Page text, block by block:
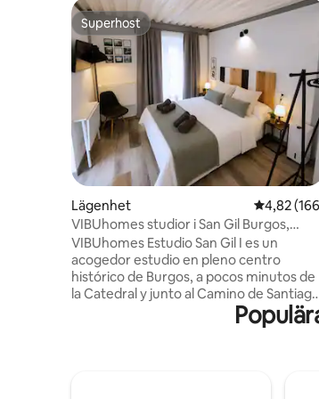
Superhost
Superhost
Lägenhet 4,82 av 5
4,82
VIBUhomes studior i San Gil Burgos,
VIBUhome...
VIBUhomes Estudio San Gil I es un
acogedor estudio en pleno centro
histórico de Burgos, a pocos minutos de
la Catedral y junto al Camino de
Cuenta con cama de matrimonio, cocina
equipada, wifi, Smart TV, lavadora-